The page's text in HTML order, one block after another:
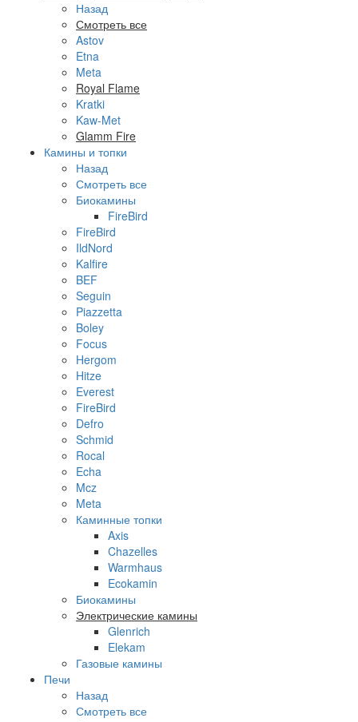
Назад
Смотреть все
Astov
Etna
Meta
Royal Flame
Kratki
Kaw-Met
Glamm Fire
Камины и топки
Назад
Смотреть все
Биокамины
FireBird
FireBird
IldNord
Kalfire
BEF
Seguin
Piazzetta
Boley
Focus
Hergom
Hitze
Everest
FireBird
Defro
Schmid
Rocal
Echa
Mcz
Meta
Каминные топки
Axis
Chazelles
Warmhaus
Ecokamin
Биокамины
Электрические камины
Glenrich
Elekam
Газовые камины
Печи
Назад
Смотреть все